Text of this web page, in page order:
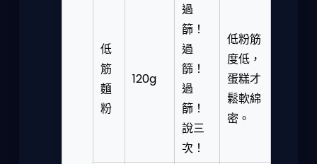
低
筋
麵
粉
120g
過
篩！
過
篩！
過
篩！
說三
次！
低粉筋
度低，
蛋糕才
鬆軟綿
密。